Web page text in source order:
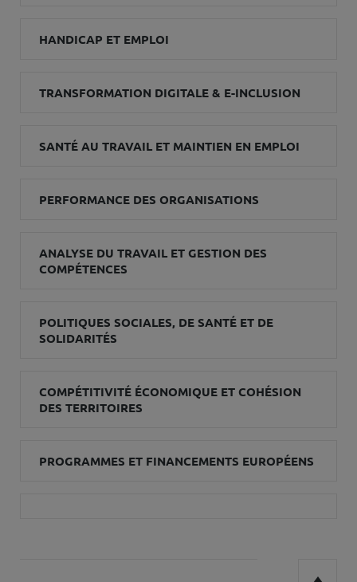
HANDICAP ET EMPLOI
TRANSFORMATION DIGITALE & E-INCLUSION
SANTÉ AU TRAVAIL ET MAINTIEN EN EMPLOI
PERFORMANCE DES ORGANISATIONS
ANALYSE DU TRAVAIL ET GESTION DES
COMPÉTENCES
POLITIQUES SOCIALES, DE SANTÉ ET DE
SOLIDARITÉS
COMPÉTITIVITÉ ÉCONOMIQUE ET COHÉSION
DES TERRITOIRES
PROGRAMMES ET FINANCEMENTS EUROPÉENS